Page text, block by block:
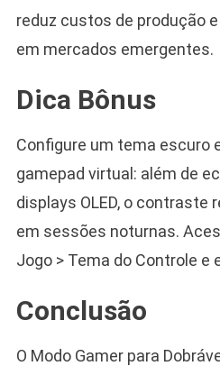
reduz custos de produção
em mercados emergentes.
Dica Bônus
Configure um tema escuro
gamepad virtual: além de
displays OLED, o contraste
em sessões noturnas.
Jogo > Tema do Controle e
Conclusão
O Modo Gamer para